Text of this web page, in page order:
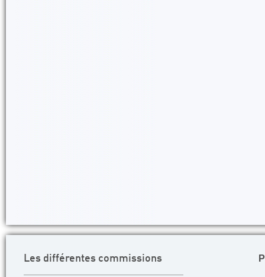
Les différentes commissions